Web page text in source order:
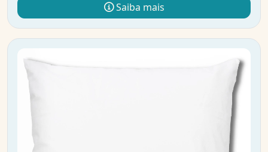
Saiba mais